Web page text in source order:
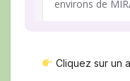
Cliquez sur un